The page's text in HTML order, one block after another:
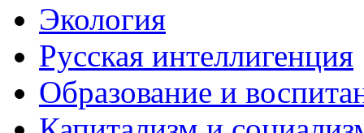
Экология
Русская интеллигенция
Образование и